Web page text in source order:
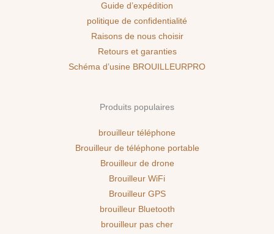
Guide d’expédition
politique de confidentialité
Raisons de nous choisir
Retours et garanties
Schéma d’usine BROUILLEURPRO
Produits populaires
brouilleur téléphone
Brouilleur de téléphone portable
Brouilleur de drone
Brouilleur WiFi
Brouilleur GPS
brouilleur Bluetooth
brouilleur pas cher